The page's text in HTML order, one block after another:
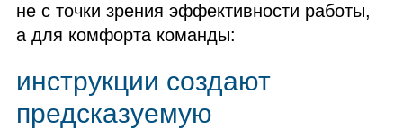
не с точки зрения эффективности работы,
а для комфорта команды:
инструкции создают
предсказуемую